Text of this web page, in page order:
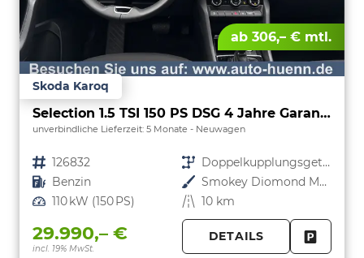
ab 306,– € mtl.
Skoda Karoq
Selection 1.5 TSI 150 PS DSG 4 Jahre Garantie-Anhängerkupplung-Keyless Start-AppleCarPlay-AndroidAuto-Sunset-Tempomat-2-Zonen-Klima-16''Alu
unverbindliche Lieferzeit: 5 Monate Neuwagen
Fahrzeugnr. 126832 Getriebe
Doppelkupplungsgetriebe (DSG)
Kraftstoff Benzin Außenfarbe
Smokey Diomond Metallic
Leistung 110 kW (150 PS) Kilometerstand 10 km
29.990,– €
incl. 19% MwSt.
DETAILS